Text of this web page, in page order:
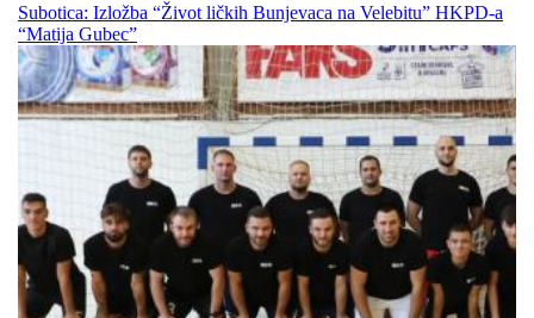
Subotica: Izložba “Život ličkih Bunjevaca na Velebitu” HKPD-a
“Matija Gubec”